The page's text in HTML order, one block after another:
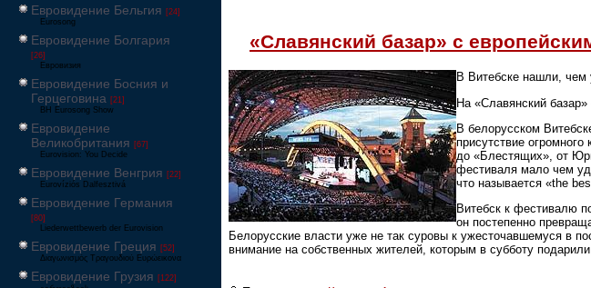
Евровидение Бельгия [24]
Eurosong
Евровидение Болгария
[26]
Евровизия
Евровидение Босния и
Герцеговина [21]
BH Eurosong Show
Евровидение
Великобритания [67]
Eurovision: You Decide
Евровидение Венгрия [22]
Eurovíziós Dalfesztivá
Евровидение Германия
[80]
Liederwettbewerb der Eurovision
Евровидение Греция [52]
Διαγωνισμός Τραγουδιού Ευρώεικονα
Евровидение Грузия [122]
«Славянский базар» с
В Витебске нашли, чем
На «Славянский
В белорусском
присутствие
до «Блестящих», от
фестиваля мало чем
что называется «the
Витебск к фестивалю
он постепенно
Белорусские власти уже не так суровы к ужесточавшемуся в
внимание на собственных жителей, которым в субботу